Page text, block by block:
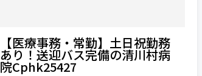
【医療事務・常勤】土日祝勤務
あり！送迎バス完備の清川村病
院Cphk25427